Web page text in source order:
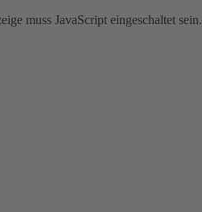
muss JavaScript eingeschaltet sein.